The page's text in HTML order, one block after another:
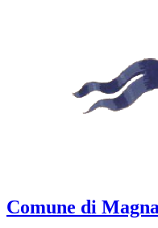
Comune di